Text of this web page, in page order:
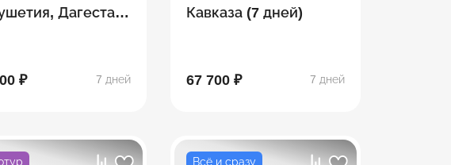
Дагестан,
₽
7 дней
Кавказа (7 дней)
67 700 ₽ 7 дней
Всё и сразу